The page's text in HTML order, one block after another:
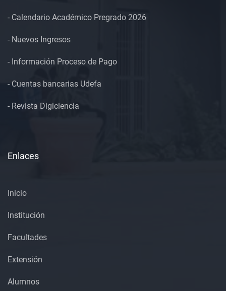
- Calendario Académico Pregrado 2026
- Nuevos Ingresos
- Información Proceso de Pago
- Cuentas bancarias Udefa
- Revista Digiciencia
Enlaces
Inicio
Institución
Facultades
Extensión
Alumnos